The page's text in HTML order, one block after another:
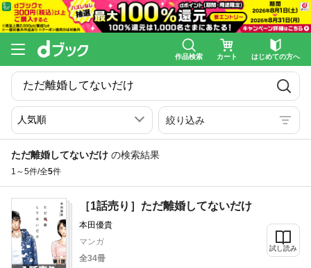
作品検索 カート はじめての方へ
絞り込み
ただ離婚してないだけ の検索結果
1～5件/全5件
［1話売り］ただ離婚してないだけ
本田優貴
マンガ
全34冊
試し読み